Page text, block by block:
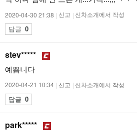
2020-04-30 21:38 | 신고 | 신차소개에서 작성
답글 0
stev*****
예쁩니다
2020-04-21 10:34 | 신고 | 신차소개에서 작성
답글 0
park*****